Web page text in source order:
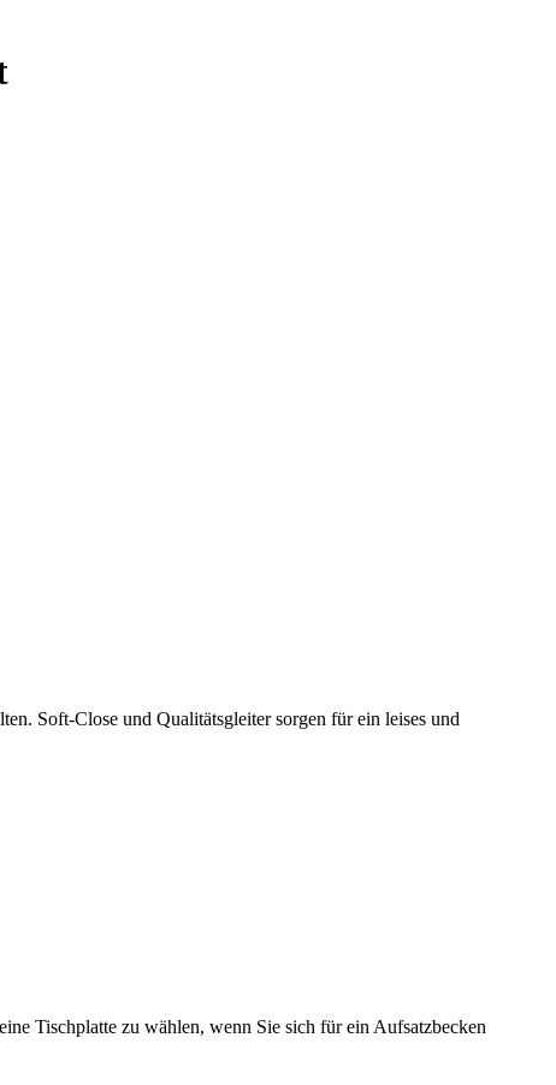
Soft-Close und Qualitätsgleiter sorgen für ein leises und
Tischplatte zu wählen, wenn Sie sich für ein Aufsatzbecken